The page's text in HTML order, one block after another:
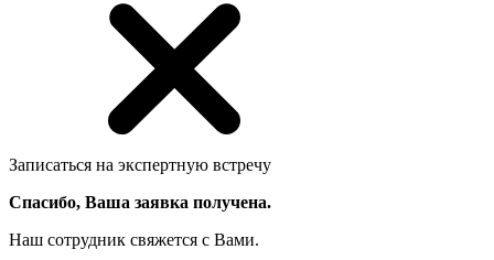
Записаться на экспертную встречу
Спасибо, Ваша заявка получена.
Наш сотрудник свяжется с Вами.